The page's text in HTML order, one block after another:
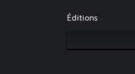
Éditions